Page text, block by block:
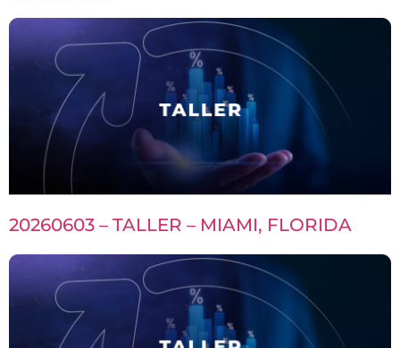
20260603 – TALLER – MIAMI, FLORIDA